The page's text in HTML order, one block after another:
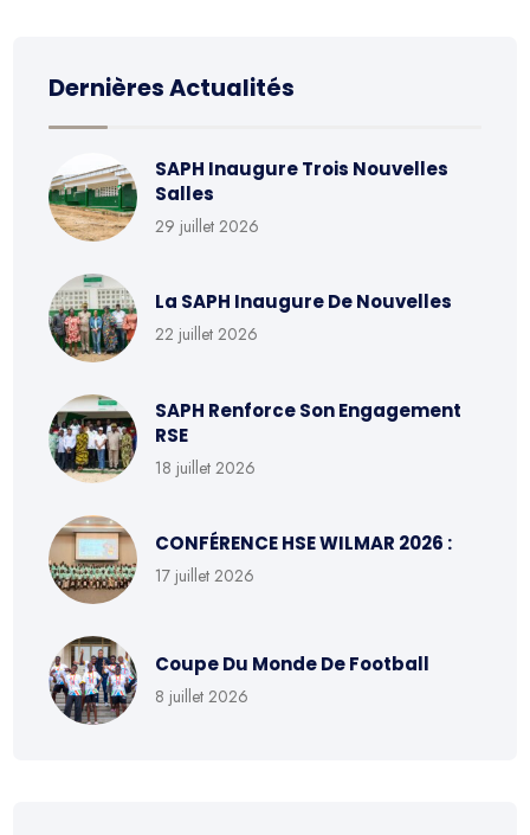
Dernières Actualités
SAPH Inaugure Trois Nouvelles
Salles
29 juillet 2026
La SAPH Inaugure De Nouvelles
22 juillet 2026
SAPH Renforce Son Engagement
RSE
18 juillet 2026
CONFÉRENCE HSE WILMAR 2026 :
17 juillet 2026
Coupe Du Monde De Football
8 juillet 2026